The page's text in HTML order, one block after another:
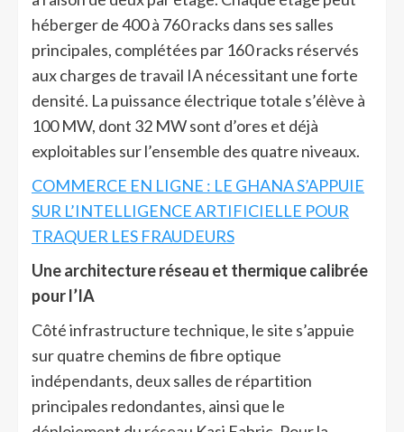
héberger de 400 à 760 racks dans ses salles
principales, complétées par 160 racks réservés
aux charges de travail IA nécessitant une forte
densité. La puissance électrique totale s’élève à
100 MW, dont 32 MW sont d’ores et déjà
exploitables sur l’ensemble des quatre niveaux.
COMMERCE EN LIGNE : LE GHANA S’APPUIE
SUR L’INTELLIGENCE ARTIFICIELLE POUR
TRAQUER LES FRAUDEURS
Une architecture réseau et thermique calibrée
pour l’IA
Côté infrastructure technique, le site s’appuie
sur quatre chemins de fibre optique
indépendants, deux salles de répartition
principales redondantes, ainsi que le